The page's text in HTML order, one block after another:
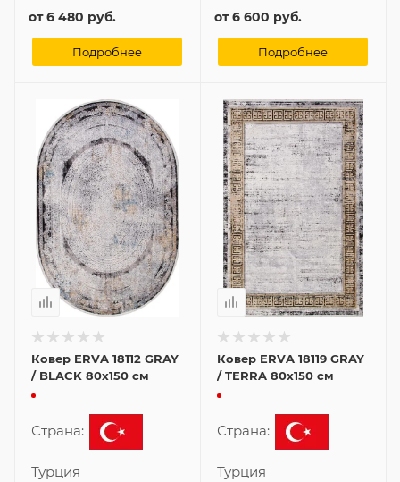
от6 480 руб.
Подробнее
от6 600 руб.
Подробнее
Ковер ERVA 18112 GRAY
/ BLACK 80x150 см
Страна:
Турция
Ковер ERVA 18119 GRAY
/ TERRA 80x150 см
Страна:
Турция